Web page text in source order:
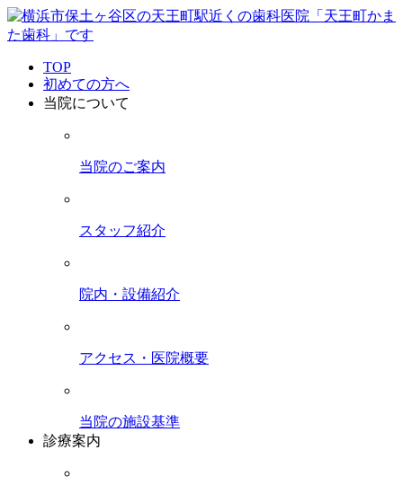
TOP
初めての方へ
当院について
当院のご案内
スタッフ紹介
院内・設備紹介
アクセス・医院概要
当院の施設基準
診療案内